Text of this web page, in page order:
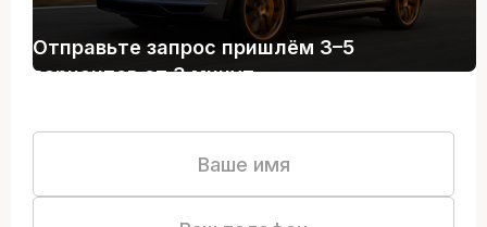
Отправьте запрос пришлём 3–5
вариантов от 3 минут